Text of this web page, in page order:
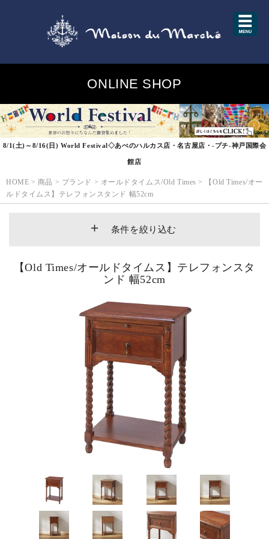
ONLINE SHOP
8/1(土)～8/16(日) World Festival◇あべのハルカス店・名古屋店・-プチ-神戸国際会
館店
HOME > 商品 > ブランド > オールドタイムス/Old Times >
【Old Times/オー
ルドタイムス】テレフォンスタンド 幅52cm
条件を絞り込む
ピックアップ商品
商品カテゴリー/家具
商品カテゴリー/雑貨
サイズ
【Old Times/オールドタイムス】テレフォンスタ
ンド 幅52cm